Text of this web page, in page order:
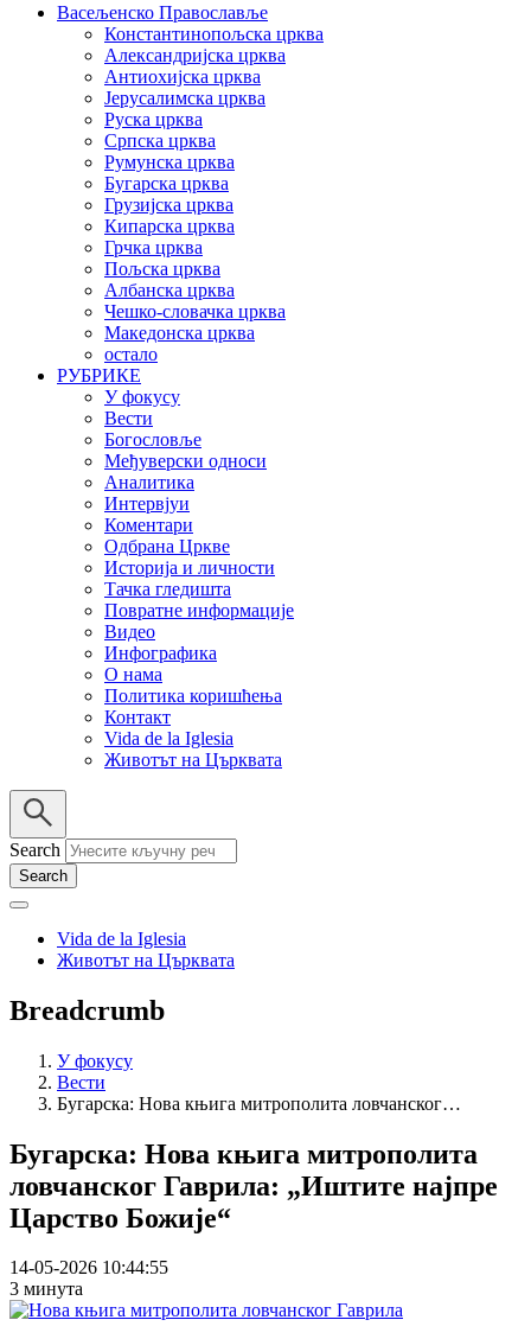
Васељенско Православље
Константинопољска црква
Александријска црква
Антиохијска црква
Јерусалимска црква
Руска црква
Српска црква
Румунска црква
Бугарска црква
Грузијска црква
Кипарска црква
Грчка црква
Пољска црква
Албанска црква
Чешко-словачка црква
Македонска црква
остало
РУБРИКЕ
У фокусу
Вести
Богословље
Међуверски односи
Аналитика
Интервјуи
Коментари
Одбрана Цркве
Историја и личности
Тачка гледишта
Повратне информације
Видео
Инфографика
О нама
Политика коришћења
Контакт
Vida de la Iglesia
Животът на Църквата
Search
Vida de la Iglesia
Животът на Църквата
Breadcrumb
У фокусу
Вести
Бугарска: Нова књига митрополита ловчанског…
Бугарска: Нова књига митрополита
ловчанског Гаврила: „Иштите најпре
Царство Божије“
14-05-2026 10:44:55
3 минута